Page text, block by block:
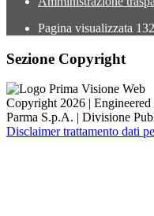
Pagina visualizzata
Sezione Copyright
Copyright 2026 |
Parma S.p.A. | Divisione
Disclaimer trattamento dati